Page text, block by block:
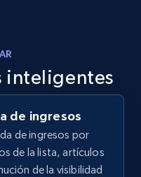
Gtin,
reviews, and
inteligentes
de ingresos
de ingresos por
de la lista, artículos
de la visibilidad